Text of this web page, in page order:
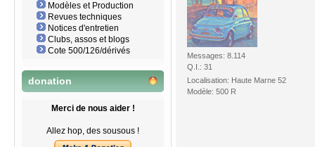
Modèles et Production
Revues techniques
Notices d'entretien
Clubs, assos et blogs
Cote 500/126/dérivés
donation
Merci de nous aider !
Allez hop, des sousous !
Messages: 8.114
Q.I.: 31
Localisation: Haute Marne 52
Modèle: 500 R